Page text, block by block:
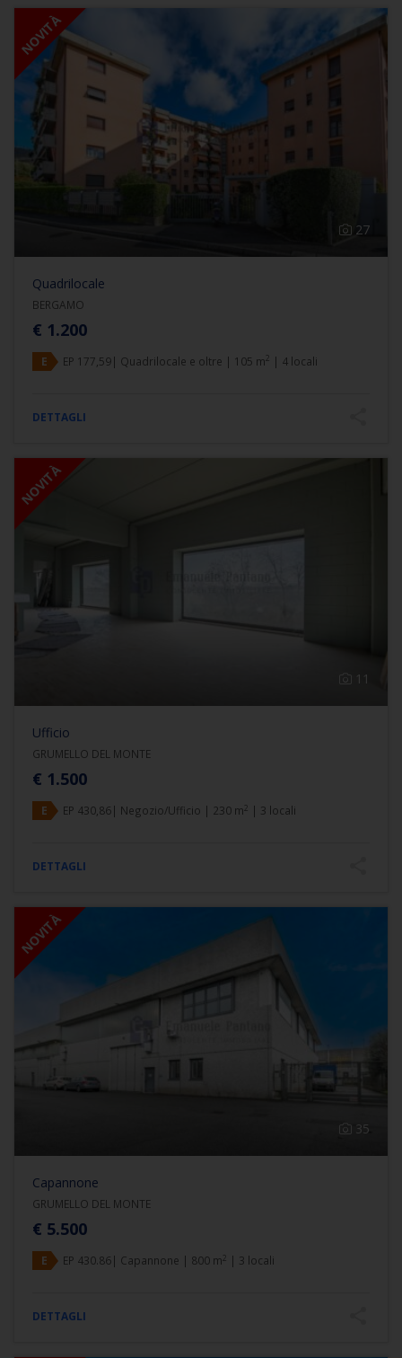
27
NOVITÀ
Quadrilocale
BERGAMO
€ 1.200
E EP 177,59| Quadrilocale e oltre | 105 m2 | 4 locali
DETTAGLI
11
NOVITÀ
Ufficio
GRUMELLO DEL MONTE
€ 1.500
E EP 430,86| Negozio/Ufficio | 230 m2 | 3 locali
DETTAGLI
35
NOVITÀ
Capannone
GRUMELLO DEL MONTE
€ 5.500
E EP 430.86| Capannone | 800 m2 | 3 locali
DETTAGLI